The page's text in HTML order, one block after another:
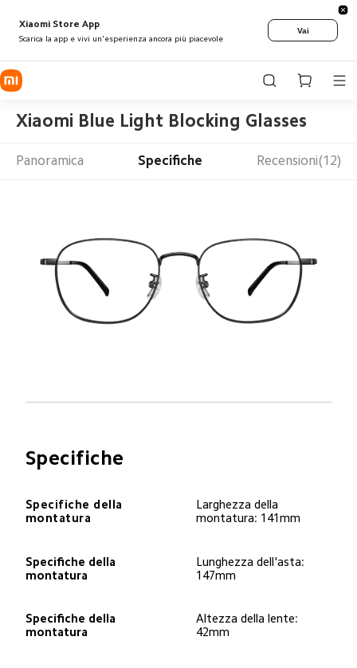
Xiaomi Store App
Scarica la app e vivi un'esperienza ancora più piacevole
Vai
Xiaomi Blue Light Blocking Glasses
Panoramica Specifiche Recensioni(12)
Specifiche
Specifiche della
montatura
Larghezza della
montatura: 141mm
Specifiche della
montatura
Lunghezza dell'asta:
147mm
Specifiche della
montatura
Altezza della lente:
42mm